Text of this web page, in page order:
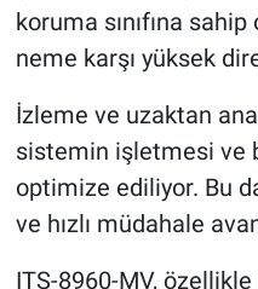
koruma sınıfına
neme karşı yüksek
İzleme ve uzaktan
sistemin işletmesi ve
optimize ediliyor. Bu
ve hızlı müdahale
ITS-8960-MV,